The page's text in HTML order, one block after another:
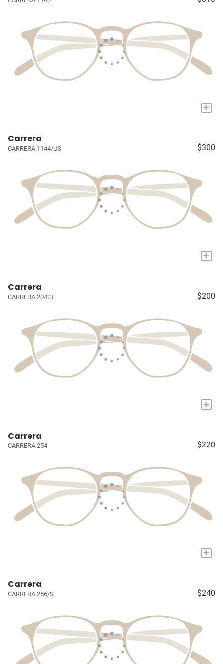
+
Carrera
CARRERA 1144/US $300
+
Carrera
CARRERA 2042T $200
+
Carrera
CARRERA 254 $220
+
Carrera
CARRERA 256/S $240